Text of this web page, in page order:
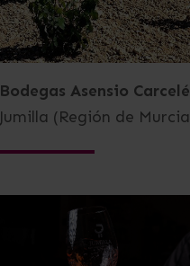
Bodegas Asensio
Jumilla (Región de